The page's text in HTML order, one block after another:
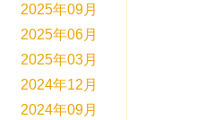
2025年09月
2025年06月
2025年03月
2024年12月
2024年09月